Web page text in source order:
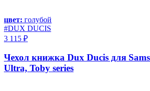
цвет: голубой
#DUX DUCIS
3 115 ₽
Чехол книжка Dux Ducis для
Ultra, Toby series